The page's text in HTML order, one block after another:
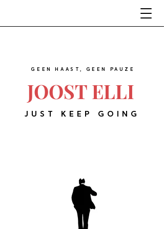
JOOST ELLI
GEEN HAAST, GEEN PAUZE
JUST KEEP GOING